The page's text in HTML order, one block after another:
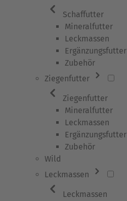
Schaffutter
Mineralfutter
Leckmassen
Ergänzungsfutter
Zubehör
Ziegenfutter
Ziegenfutter
Mineralfutter
Leckmassen
Ergänzungsfutter
Zubehör
Wild
Leckmassen
Leckmassen